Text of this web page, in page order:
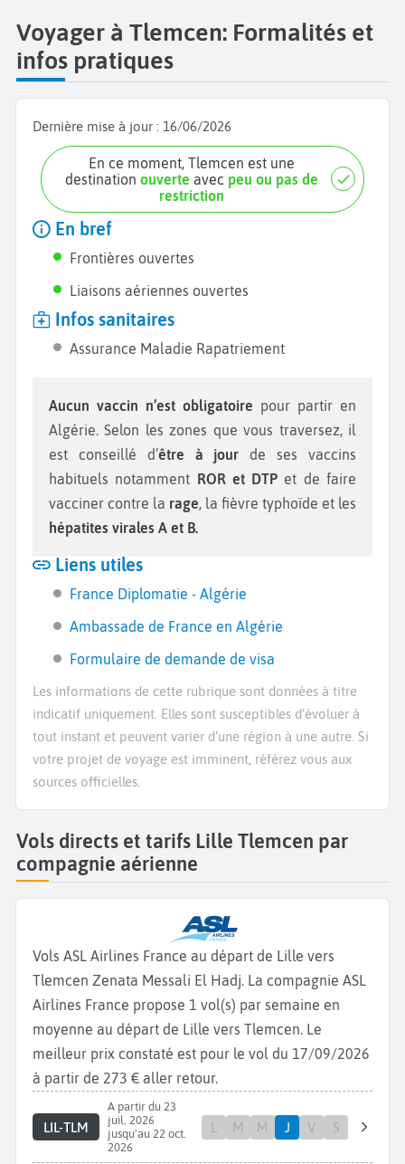
Voyager à Tlemcen: Formalités et
infos pratiques
Dernière mise à jour : 16/06/2026
En ce moment, Tlemcen est une
destinationouverte avec peu ou pas de
restriction
En bref
Frontières ouvertes
Liaisons aériennes ouvertes
Infos sanitaires
Assurance Maladie Rapatriement
Aucun vaccin n’est obligatoire pour partir en
Algérie. Selon les zones que vous traversez, il
est conseillé d’être à jour de ses vaccins
habituels notamment ROR et DTP et de faire
vacciner contre la rage , la fièvre typhoïde et les
hépatites virales A et B.
Liens utiles
France Diplomatie - Algérie
Ambassade de France en Algérie
Formulaire de demande de visa
Les informations de cette rubrique sont données à titre
indicatif uniquement. Elles sont susceptibles d’évoluer à
tout instant et peuvent varier d’une région à une autre. Si
votre projet de voyage est imminent, référez vous aux
sources officielles.
Vols directs et tarifs Lille Tlemcen par
compagnie aérienne
Vols ASL Airlines France au départ de Lille vers
Tlemcen Zenata Messali El Hadj. La compagnie ASL
Airlines France propose 1 vol(s) par semaine en
moyenne au départ de Lille vers Tlemcen. Le
meilleur prix constaté est pour le vol du 17/09/2026
à partir de 273 € aller retour.
LIL-TLM
A partir du 23
juil. 2026
jusqu'au 22 oct.
2026
L M M J V S